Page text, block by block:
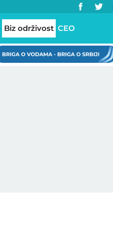
Biz održivost CEO
Briga o vodama - briga o Srbiji